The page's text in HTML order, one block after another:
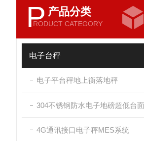
P 产品分类
RODUCT CATEGORY
电子台秤
电子平台秤地上衡落地秤
4G通讯接口电子秤MES系统